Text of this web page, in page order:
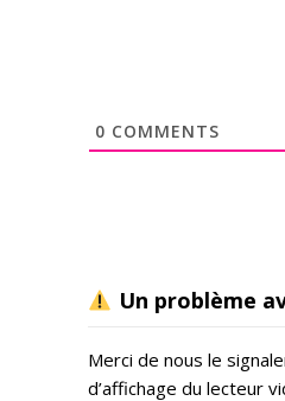
0 COMMENTS
Un problème
Merci de nous le
d’affichage du lecteur